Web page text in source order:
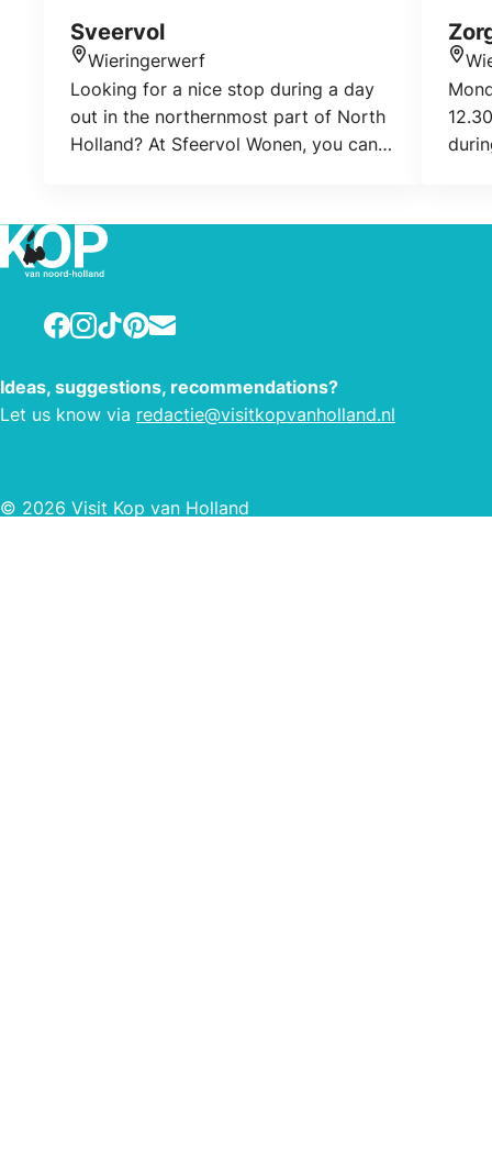
Sveervol
Location
Wieringerwerf
Looking for a nice stop during a day
out in the northernmost part of North
Holland? At Sfeervol Wonen, you can
and unique finds. It is an inspiring shop
where you are sure to come across
something to take home as a
memento of a lovely day.
Facebook
Instagram
TikTokPinterest
E-mail
Ideas, suggestions, recommendations?
Let us know via redactie@visitkopvanholland.nl
© 2026 Visit Kop van Holland